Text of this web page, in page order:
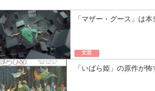
「マザー・グース」は
文芸
「いばら姫」の原作が